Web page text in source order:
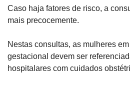
Caso haja fatores de risco, a
mais precocemente.
Nestas consultas, as mulheres
gestacional devem ser
hospitalares com cuidados